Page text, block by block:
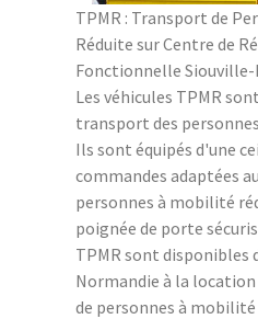
TPMR : Transport de
Réduite sur Centre de
Fonctionnelle Siouville-
Les véhicules TPMR
transport des
Ils sont équipés d'une
commandes adaptées
personnes à mobilité
poignée de porte
TPMR sont disponibles
Normandie à la
de personnes à